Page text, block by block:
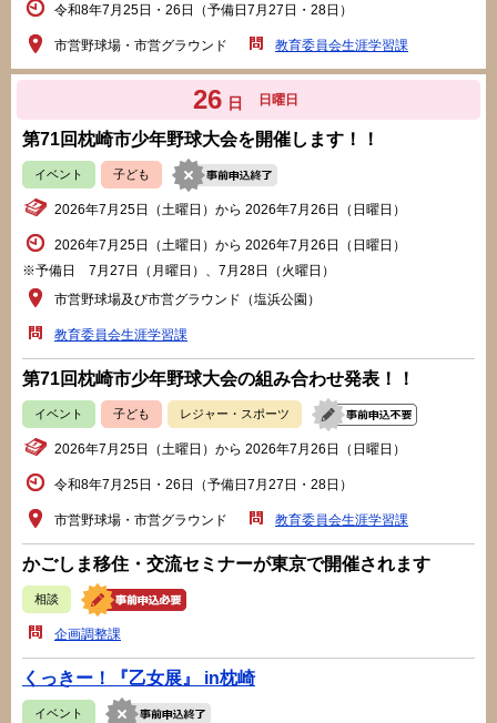
令和8年7月25日・26日（予備日7月27日・28日）
市営野球場・市営グラウンド 教育委員会生涯学習課
26 日 日曜日
第71回枕崎市少年野球大会を開催します！！
イベント 子ども
2026年7月25日（土曜日）から 2026年7月26日（日曜日）
2026年7月25日（土曜日）から 2026年7月26日（日曜日）
※予備日 7月27日（月曜日）、7月28日（火曜日）
市営野球場及び市営グラウンド（塩浜公園）
教育委員会生涯学習課
第71回枕崎市少年野球大会の組み合わせ発表！！
イベント 子ども レジャー・スポーツ
2026年7月25日（土曜日）から 2026年7月26日（日曜日）
令和8年7月25日・26日（予備日7月27日・28日）
市営野球場・市営グラウンド 教育委員会生涯学習課
かごしま移住・交流セミナーが東京で開催されます
相談
企画調整課
くっきー！『乙女展』 in枕崎
イベント